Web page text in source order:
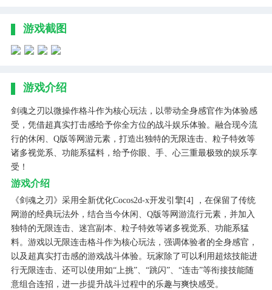
游戏截图
游戏介绍
剑魂之刃以微操作格斗作为核心玩法，以带动全身感官作为体验感
受，凭借超真实打击感给予你全方位的战斗娱乐体验。融合现今流
行的休闲、Q版等网游元素，打造出独特的无限连击、粒子特效等
诸多视觉系、功能系猛料，给予你眼、手、心三重最极致的娱乐享
受！
游戏介绍
《剑魂之刃》采用全新优化Cocos2d-x开发引擎[4] ，在保留了传统
网游的经典玩法外，结合当今休闲、Q版等网游流行元素，并加入
独特的无限连击、迷宫副本、粒子特效等诸多视觉系、功能系猛
料。游戏以无限连击格斗作为核心玩法，强调体验者的全身感官，
以及超真实打击感的游戏战斗体验。玩家除了可以利用超炫技能进
行无限连击、还可以使用如“上挑”、“跳闪”、“连击”等衔接技能随
意组合连招，进一步提升战斗过程中的乐趣与爽快感受。